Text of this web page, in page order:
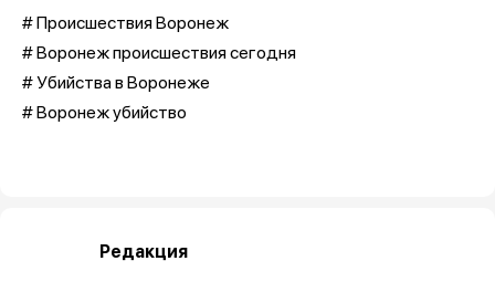
# Происшествия Воронеж
# Воронеж происшествия сегодня
# Убийства в Воронеже
# Воронеж убийство
Редакция